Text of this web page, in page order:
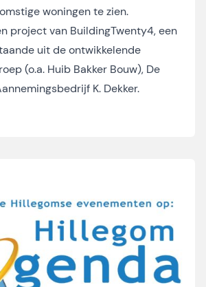
woningen te zien.
project van BuildingTwenty4, een
uit de ontwikkelende
(o.a. Huib Bakker Bouw), De
K. Dekker.